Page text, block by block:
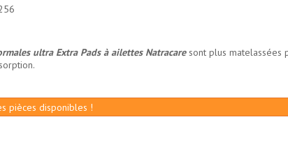
ultra Extra Pads à ailettes Natracaresont plus matelassées
pièces disponibles !